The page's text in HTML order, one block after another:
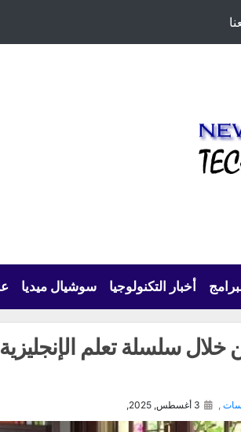
أخبار التكنولوجيا سوشيال ميديا
خلال سلسلة تعلم
,